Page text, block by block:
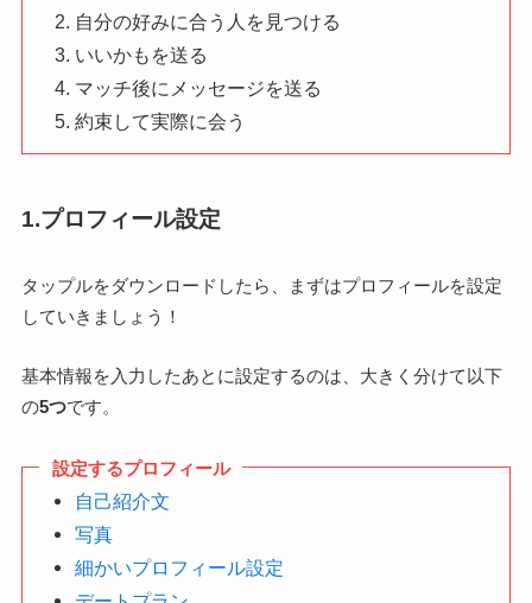
自分の好みに合う人を見つける
いいかもを送る
マッチ後にメッセージを送る
約束して実際に会う
1.プロフィール設定
タップルをダウンロードしたら、まずはプロフィールを設定
していきましょう！
基本情報を入力したあとに設定するのは、大きく分けて以下
の5つです。
設定するプロフィール
自己紹介文
写真
細かいプロフィール設定